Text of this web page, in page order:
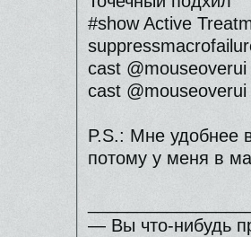
#show Active
cast
cast
P.S.: Мне удобнее
потому у меня в
— Вы что-нибудь